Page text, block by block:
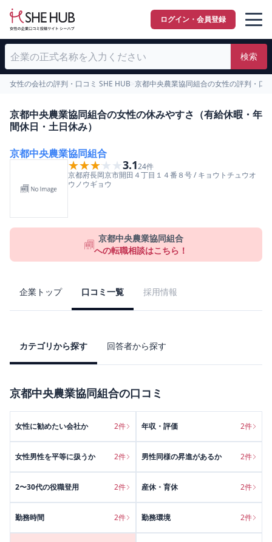
ログイン・会員登録
検索
女性の会社の評判・口コミ SHE HUB 京都中央農業協同組合の女性の評判・口
京都中央農業協同組合の女性の休みやすさ（有給休暇・年
間休日・土日休み）
京都中央農業協同組合
★★★★★
★★★★★3.124件
京都府長岡京市開田４丁目１４番８号/キョウトチュウオ
ウノウギョウ
京都中央農業協同組合
への転職相談はこちら！
企業トップ 口コミ一覧 採用情報
カテゴリから探す 回答者から探す
京都中央農業協同組合の口コミ
女性に勧めたい会社か 2件 年収・評価 2件
女性男性を平等に扱うか 2件 男性同様の昇進があるか 2件
2〜30代の役職登用 2件 産休・育休 2件
勤務時間 2件 勤務環境 2件